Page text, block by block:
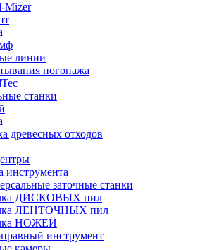
Mizer
линии
погонажа
станки
древесных отходов
инструмента
заточные станки
ДИСКОВЫХ пил
ЛЕНТОЧНЫХ пил
НОЖЕЙ
инструмент